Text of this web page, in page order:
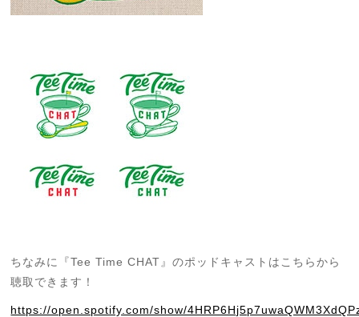
ちなみに
『Tee Time CHAT』のポッドキャストはこちらから
聴取できます！
https://open.spotify.com/show/